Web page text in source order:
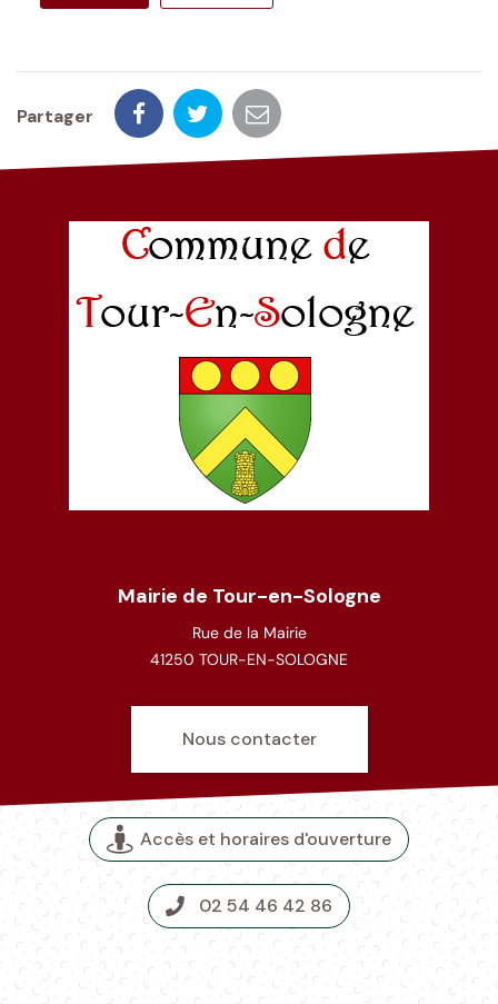
Partager
Mairie de Tour-en-Sologne
Rue de la Mairie
41250 TOUR-EN-SOLOGNE
Nous contacter
Accès et horaires d'ouverture
02 54 46 42 86